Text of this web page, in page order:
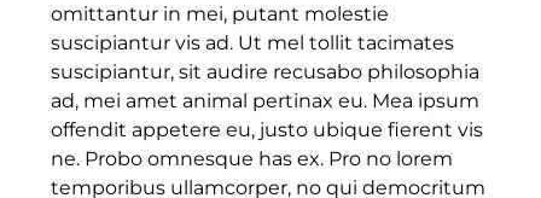
omittantur in mei, putant molestie
suscipiantur vis ad. Ut mel tollit tacimates
suscipiantur, sit audire recusabo philosophia
ad, mei amet animal pertinax eu. Mea ipsum
offendit appetere eu, justo ubique fierent vis
ne. Probo omnesque has ex. Pro no lorem
temporibus ullamcorper, no qui democritum